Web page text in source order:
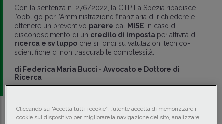
Con la sentenza n. 276/2022, la CTP La Spezia ribadisce
l’obbligo per l’Amministrazione finanziaria di richiedere e
ottenere un preventivo parere dal MISE in caso di
disconoscimento di un credito di imposta per attività di
ricerca e sviluppoche si fondi su valutazioni tecnico-
scientifiche di non trascurabile complessità.
di Federica Maria Bucci - Avvocato e Dottore di
Ricerca
Traduci con IA Ascolta la news
Cliccando su “Accetta tutti i cookie”, l'utente accetta di memorizzare i
cookie sul dispositivo per migliorare la navigazione del sito, analizzare